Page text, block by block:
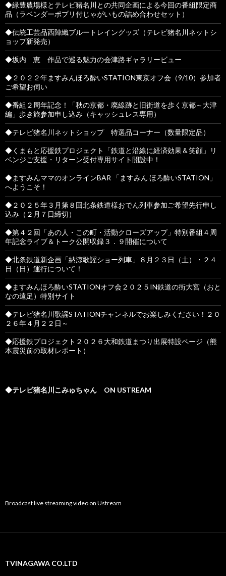
◆緑豊農場様とテレビ猪名川との共同企画による今回の番組限定商
品（ラベンダーポプリ付じゃがいもの詰め合わせセット）
◆伝統工芸品西陣織ブルートレイングッズ（テレビ猪名川ネットシ
ョップ新発売）
◆坂内 恵 作品で巡る魅力の会津路ギャラリービュー
◆２０２２年ますみんほろ酔いSTATION東京オフ会（9/10）参加者
ご希望お伺い
◆番組２周年記念！「秋の京都・廃線跡と旧街道を歩く京都～大津
編」歩き旅参加申し込み（キャッシュレス専用）
◆テレビ猪名川ネットショップ 特選品コーナー（数量限定品）
◆くまもと応援鉄プロジェクト「鉄道と沿線に経済効果＆笑顔」リ
ベンジご支援・リターン受付専用サイト開設中！
◆ますみんママのオンラインBAR 「ますみん ほろ酔いSTATION」
へようこそ！
◆２０２５年３月第８回北条鉄道様おでん列車参加ご希望先行申し
込み（２月７日締切）
◆第４２回「あの人・この町・活動クローズアップ」特別番組４周
年記念ライブ＆トーク公開収録３．９開催について
◆北条鉄道新企画「納涼歌謡ショー列車」８月２３日（土）・２４
日（日）運行について！
◆ますみんほろ酔いSTATIONオフ会２０２５IN鉄道の街大宮（おと
なの遠足）特別サイト
◆テレビ猪名川歌謡STATIONチャンネルでお楽しみください！２０
２６年４月２２日～
◆応援鉄プロジェクト２０２６大和鉄道まつり出展特設ページ（熊
本震災前の取材レポート）
◆テレビ猪名川こみゅちゃん ON USTREAM
Broadcast live streaming video on Ustream
TVINAGAWA CO.LTD